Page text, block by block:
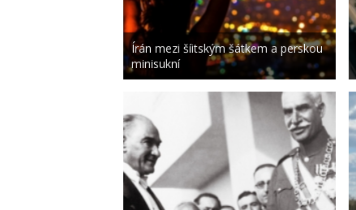
Írán mezi šíitským šátkem a perskou
minisukní